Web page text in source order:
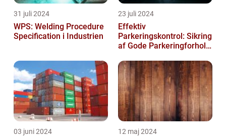
31 juli 2024
WPS: Welding Procedure
Specification i Industrien
23 juli 2024
Effektiv
Parkeringskontrol: Sikring
af Gode Parkeringforhold
03 juni 2024 12 maj 2024